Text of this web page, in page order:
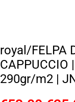
royal/FELPA
CAPPUCCIO
290gr/m2 |